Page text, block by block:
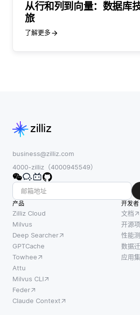
从行和列到向量：数据库
旅
了解更多
business@zilliz.com
4000-zilliz（4000945549）
产品
Zilliz Cloud
Milvus
Deep Searcher
GPTCache
Towhee
Attu
Milvus CLI
Feder
Claude Context
开发者
文档
开源
性能
数据
应用